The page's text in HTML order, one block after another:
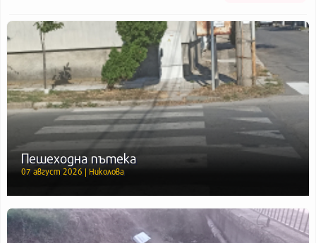
Пешеходна пътека
07 август 2026 | Николова